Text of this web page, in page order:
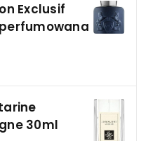
Exclusif
perfumowana
30ml